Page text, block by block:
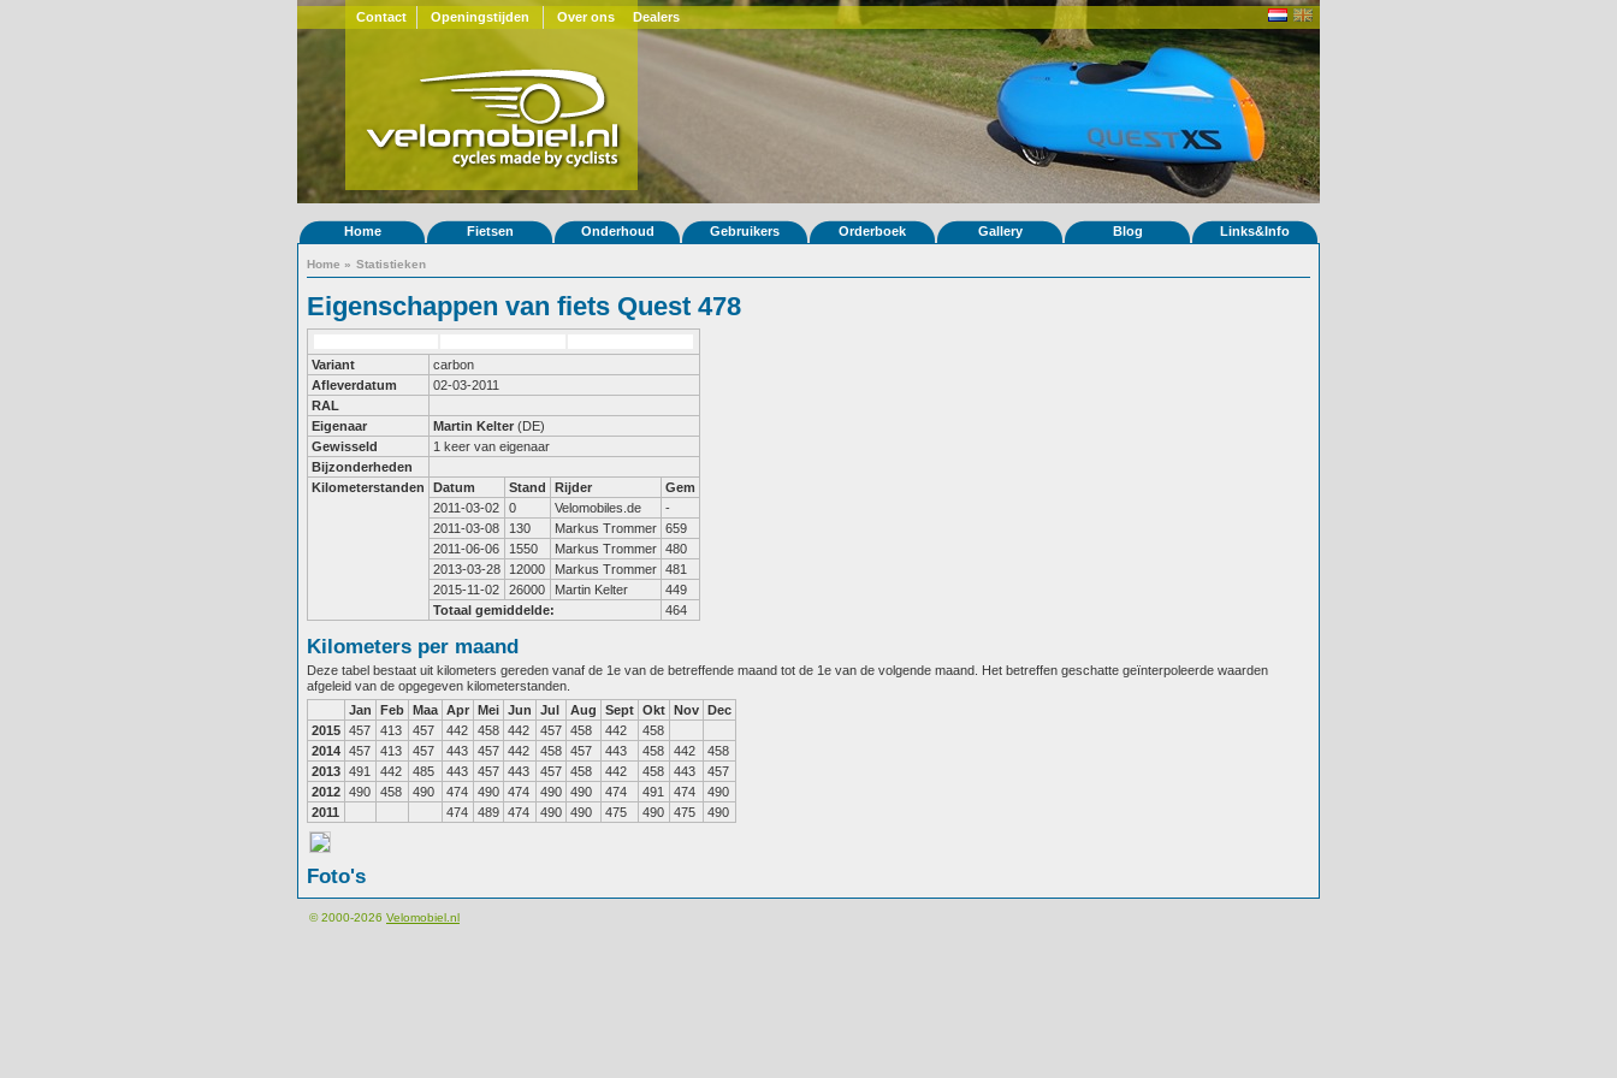
Contact Openingstijden Over ons Dealers
Home Fietsen Onderhoud Gebruikers Orderboek Gallery Blog Links&Info
Home » Statistieken
Eigenschappen van fiets Quest 478
Variant
carbon
Afleverdatum
02-03-2011
RAL
Eigenaar
Martin Kelter (DE)
Gewisseld
1 keer van eigenaar
Bijzonderheden
Kilometerstanden
Datum Stand Rijder
Gem
2011-03-02
0 Velomobiles.de
-
2011-03-08
130 Markus Trommer 659
2011-06-06
1550 Markus Trommer 480
2013-03-28
12000 Markus Trommer 481
2015-11-02
26000 Martin Kelter
449
Totaal gemiddelde:
464
Kilometers per maand
Deze tabel bestaat uit kilometers gereden vanaf de 1e van de betreffende maand tot de 1e van de volgende maand. Het betreffen geschatte geïnterpoleerde waarden
afgeleid van de opgegeven kilometerstanden.
Jan
Feb Maa Apr Mei Jun Jul Aug Sept Okt Nov Dec
2015 457 413 457 442 458 442 457 458 442
458
2014 457 413 457 443 457 442 458 457 443 458 442
458
2013 491 442 485 443 457 443 457 458 442 458 443
457
2012 490 458 490 474 490 474 490 490 474 491 474
490
2011
474 489 474 490 490 475 490 475 490
Foto's
© 2000-2026 Velomobiel.nl